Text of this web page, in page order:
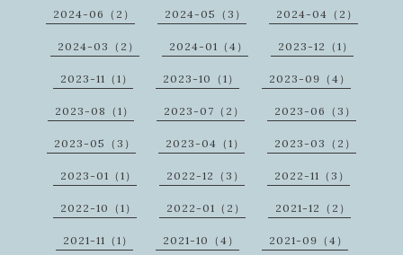
2024-06（2） 2024-05（3） 2024-04（2）
2024-03（2） 2024-01（4） 2023-12（1）
2023-11（1） 2023-10（1） 2023-09（4）
2023-08（1） 2023-07（2） 2023-06（3）
2023-05（3） 2023-04（1） 2023-03（2）
2023-01（1） 2022-12（3） 2022-11（3）
2022-10（1） 2022-01（2） 2021-12（2）
2021-11（1） 2021-10（4） 2021-09（4）